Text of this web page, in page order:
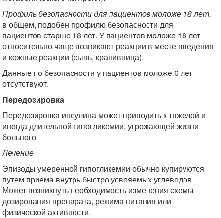
Профиль безопасности для пациентов моложе 18 лет,
в общем, подобен профилю безопасности для
пациентов старше 18 лет. У пациентов моложе 18 лет
относительно чаще возникают реакции в месте введения
и кожные реакции (сыпь, крапивница).
Данные по безопасности у пациентов моложе 6 лет
отсутствуют.
Передозировка
Передозировка инсулина может приводить к тяжелой и
иногда длительной гипогликемии, угрожающей жизни
больного.
Лечение
Эпизоды умеренной гипогликемии обычно купируются
путем приема внутрь быстро усвояемых углеводов.
Может возникнуть необходимость изменения схемы
дозирования препарата, режима питания или
физической активности.